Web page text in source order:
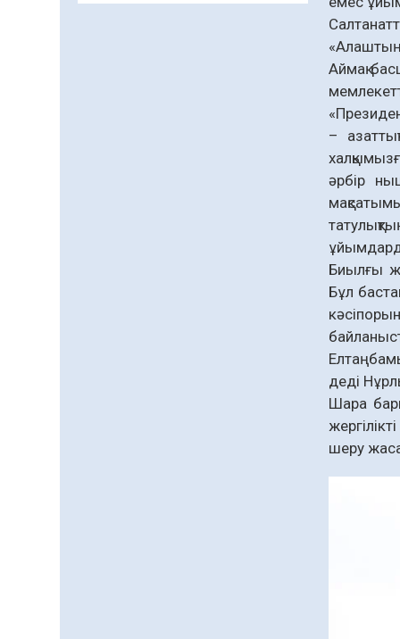
«Алаштың
Аймақ
–
әрбір
Биылғы
Бұл
деді
Шара
шеру